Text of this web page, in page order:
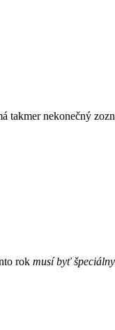
takmer nekonečný
rok musí byť špeciálny